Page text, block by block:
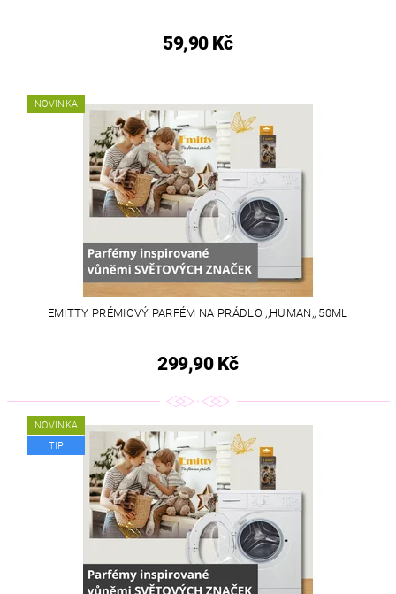
59,90 Kč
NOVINKA
EMITTY PRÉMIOVÝ PARFÉM NA PRÁDLO ,,HUMAN,, 50ML
299,90 Kč
NOVINKA
TIP